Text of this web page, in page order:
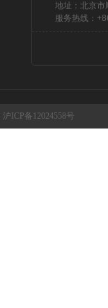
地址：北京市
服务热线：
沪ICP备12024558号